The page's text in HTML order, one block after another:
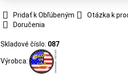
Pridať k Obľúbeným Otázka k
Doručenia
Skladové číslo: 087
Výrobca: